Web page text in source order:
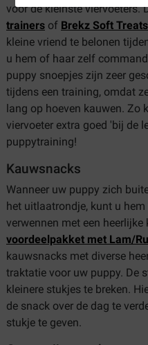
voor de kleinste viervoeters.
trainers of Brekz Soft
kleine vriend te belonen
u hem of haar zelf
puppy snoepjes zijn zeer
tijdens een training, omdat
lang op hoeven kauwen. Zo
viervoeter extra goed 'bij de
puppytraining!
Kauwsnacks
Wanneer uw puppy zich
het uitlaatrondje, kunt u
verwennen met een heerlijke
voordeelpakket met Lam/
kauwsnacks met diverse
traktatie voor uw puppy. De
kleinere stukjes te breken.
de snack over de dag te
stukje te geven.